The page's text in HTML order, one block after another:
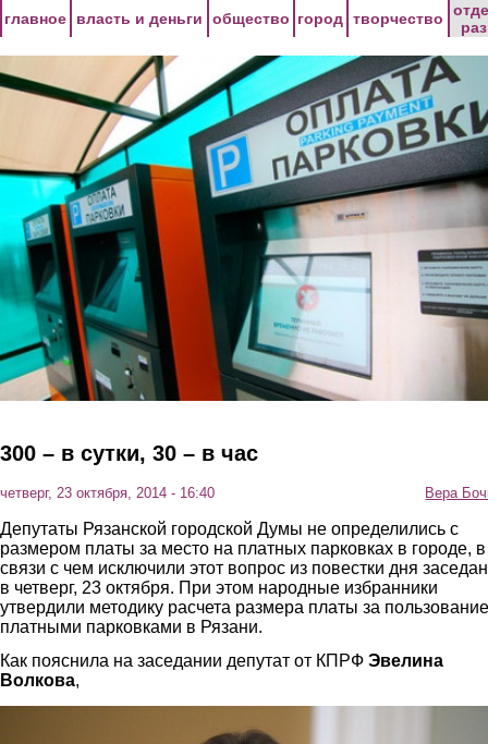
главное власть и деньги общество город творчество
300 – в сутки, 30 – в час
четверг, 23 октября, 2014 - 16:40 Вера
Депутаты Рязанской городской Думы не определились с
размером платы за место на платных парковках в городе, в
связи с чем исключили этот вопрос из повестки дня
в четверг, 23 октября. При этом народные избранники
утвердили методику расчета размера платы за пользование
платными парковками в Рязани.
Как пояснила на заседании депутат от КПРФ Эвелина
Волкова,